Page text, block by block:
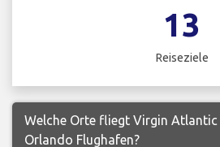
13
Reiseziele
Welche Orte fliegt Virgin Atlantic
Orlando Flughafen?